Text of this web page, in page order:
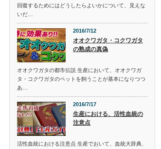
回復するためにはどうしたらよいかについて、見えな
いだ…
2016/7/12
オオクワガタ・コクワガタ
の熟成の真偽
オオクワガタの都市伝説 生産において、オオクワガ
タ・コクワガタのペットを飼うことが基本になりつつ
あ…
2016/7/17
生産における、活性血統の
注意点
活性血統における注意点 生産でおいて、血統大辞典、